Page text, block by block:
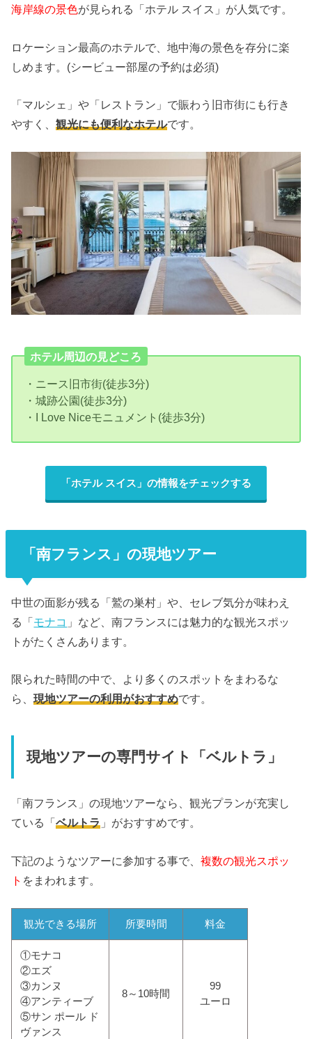
海岸線の景色が見られる「ホテル スイス」が人気です。
ロケーション最高のホテルで、地中海の景色を存分に楽
しめます。(シービュー部屋の予約は必須)
「マルシェ」や「レストラン」で賑わう旧市街にも行き
やすく、観光にも便利なホテルです。
ホテル周辺の見どころ
・ニース旧市街(徒歩3分)
・城跡公園(徒歩3分)
・I Love Niceモニュメント(徒歩3分)
「ホテル スイス」の情報をチェックする
「南フランス」の現地ツアー
中世の面影が残る「鷲の巣村」や、セレブ気分が味わえ
る「モナコ 」など、南フランスには魅力的な観光スポッ
トがたくさんあります。
限られた時間の中で、より多くのスポットをまわるな
ら、現地ツアーの利用がおすすめです。
現地ツアーの専門サイト「ベルトラ」
「南フランス」の現地ツアーなら、観光プランが充実し
ている「ベルトラ 」がおすすめです。
下記のようなツアーに参加する事で、複数の観光スポッ
ト をまわれます。
観光できる場所 所要時間 料金
①モナコ
②エズ
③カンヌ
④アンティーブ
⑤サン ポール ド
ヴァンス
8～10時間
99
ユーロ